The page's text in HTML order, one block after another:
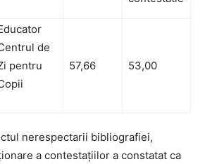
de
pentru
57,66 53,00
nerespectarii bibliografiei,
a contestaţiilor a constatat ca